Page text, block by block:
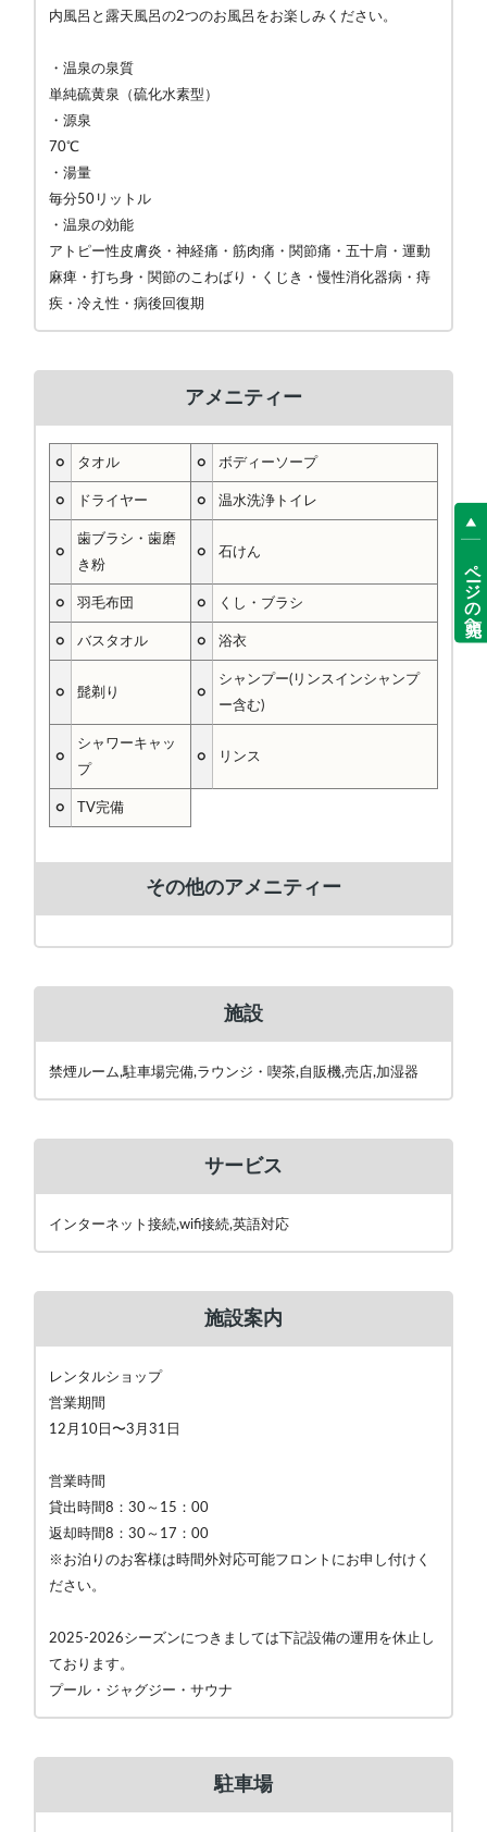
内風呂と露天風呂の2つのお風呂をお楽しみください。
・温泉の泉質
単純硫黄泉（硫化水素型）
・源泉
70℃
・湯量
毎分50リットル
・温泉の効能
アトピー性皮膚炎・神経痛・筋肉痛・関節痛・五十肩・運動
麻痺・打ち身・関節のこわばり・くじき・慢性消化器病・痔
疾・冷え性・病後回復期
アメニティー
○ タオル ○ ボディーソープ
○ ドライヤー ○ 温水洗浄トイレ
○
歯ブラシ・歯磨
き粉
○ 石けん
○ 羽毛布団 ○ くし・ブラシ
○ バスタオル ○ 浴衣
○ 髭剃り ○
シャンプー(リンスインシャンプ
ー含む)
○
シャワーキャッ
プ
○ リンス
○ TV完備
その他のアメニティー
施設
禁煙ルーム,駐車場完備,ラウンジ・喫茶,自販機,売店,加湿器
サービス
インターネット接続,wifi接続,英語対応
施設案内
レンタルショップ
営業期間
12月10日〜3月31日
営業時間
貸出時間8：30～15：00
返却時間8：30～17：00
※お泊りのお客様は時間外対応可能フロントにお申し付けく
ださい。
2025-2026シーズンにつきましては下記設備の運用を休止し
ております。
プール・ジャグジー・サウナ
駐車場
ページの先頭へ